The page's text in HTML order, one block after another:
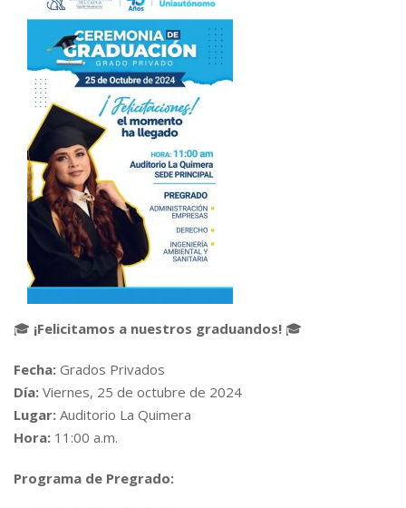
🎓 ¡Felicitamos a nuestros graduandos! 🎓
Fecha: Grados Privados
Día: Viernes, 25 de octubre de 2024
Lugar: Auditorio La Quimera
Hora: 11:00 a.m.
Programa de Pregrado: